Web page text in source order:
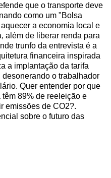
que o transporte deve
como um "Bolsa
a economia local e
além de liberar renda para
trunfo da entrevista é a
financeira inspirada
a implantação da tarifa
o trabalhador
Quer entender por que
89% de reeleição e
emissões de CO2?.
sobre o futuro das